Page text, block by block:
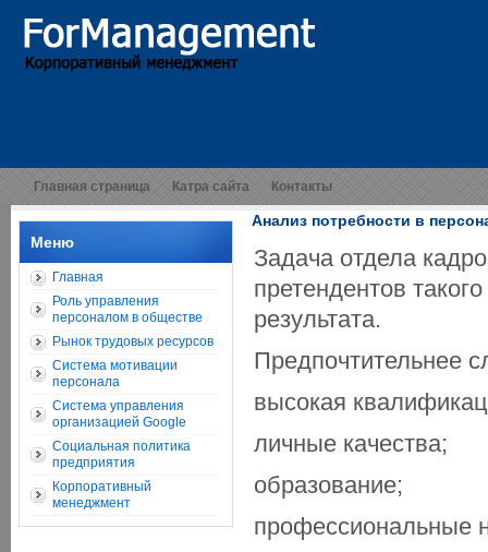
Главная страница Катра сайта Контакты
Меню
Главная
Роль управления
персоналом в обществе
Рынок трудовых ресурсов
Система мотивации
персонала
Система управления
организацией Google
Социальная политика
предприятия
Корпоративный
менеджмент
Анализ потребности в
Задача отдела
претендентов
результата.
Предпочтительнее
высокая
личные качества;
образование;
профессиональные